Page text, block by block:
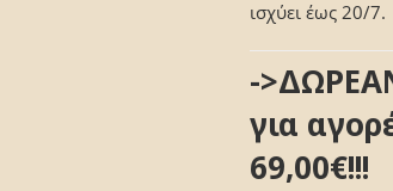
ισχύει έως 20/7.
-
για
69,00€!!!